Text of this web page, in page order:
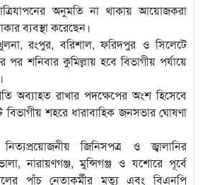
অনুমতি না থাকায় আয়োজকরা
ব্যবস্থা করেছেন।
খুলনা, রংপুর, বরিশাল, ফরিদপুর ও সিলেটে
পর শনিবার কুমিল্লায় হবে বিভাগীয় পর্যায়ে
অব্যাহত রাখার পদক্ষেপের অংশ হিসেবে
বিভাগীয় শহরে ধারাবাহিক জনসভার ঘোষণা
জিনিসপত্র ও জ্বালানির
নারায়ণগঞ্জ, মুন্সিগঞ্জ ও যশোরে পূর্বে
পাঁচ নেতাকর্মীর মৃত্যু এবং বিএনপি